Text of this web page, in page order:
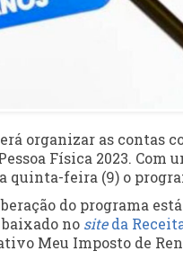
organizar as contas
Física 2023.
quinta-feira (9) o
do programa
no siteda
Meu Imposto de